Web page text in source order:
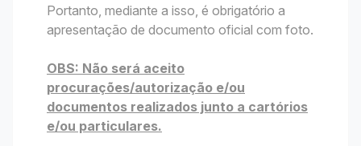
Portanto, mediante a isso, é obrigatório a
apresentação de documento oficial com foto.
OBS: Não será aceito
procurações/autorização e/ou
documentos realizados junto a cartórios
e/ou particulares.